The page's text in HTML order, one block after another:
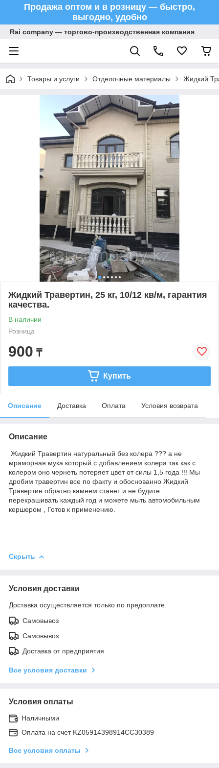
Продажа оптом и в розницу — быстро,
выгодно, удобно
Rai company — торгово-производственная компания
Товары и услуги Отделочные материалы Жидкий
Жидкий Травертин, 25 кг, 10/12 кв/м, гарантия
качества.
В наличии
Розница
900 ₸
Купить
Описание Доставка Оплата Условия возврата
Описание
Жидкий Травертин натуральный без колера ??? а не
мраморная мука который с добавлением колера так как с
колером оно чернеть потеряет цвет от силы 1,5 года !!! Мы
дробим травертин все по факту и обоснованно Жидкий
Травертин обратно камнем станет и не будите
перекрашивать каждый год и можете мыть автомобильным
кершером , Готов к применению.
Скрыть
Условия доставки
Доставка осуществляется только по предоплате.
Самовывоз
Самовывоз
Доставка от предприятия
Все условия доставки
Условия оплаты
Наличными
Оплата на счет KZ05914398914CC30389
Все условия оплаты